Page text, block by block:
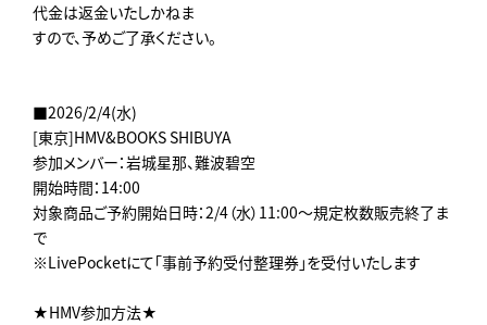
代金は返金いたしかねま
すので、予めご了承ください。
■2026/2/4(水)
[東京]HMV&BOOKS SHIBUYA
参加メンバー：岩城星那、難波碧空
開始時間：14:00
対象商品ご予約開始日時：2/4（水）11:00～規定枚数販売終了ま
で
※LivePocketにて「事前予約受付整理券」を受付いたします
★HMV参加方法★